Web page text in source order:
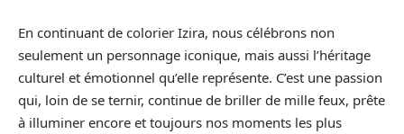
En continuant de colorier Izira, nous célébrons non
seulement un personnage iconique, mais aussi l’héritage
culturel et émotionnel qu’elle représente. C’est une passion
qui, loin de se ternir, continue de briller de mille feux, prête
à illuminer encore et toujours nos moments les plus